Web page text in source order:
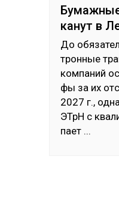
канут в
До
трон­ные
ком­па­ний
фы за их
2027 г.,
ЭТрН с
пает ...